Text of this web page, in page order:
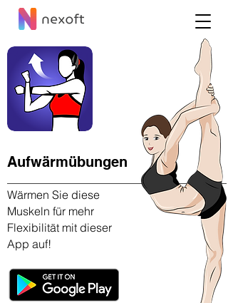
Wärmen Sie diese
Muskeln für mehr
Flexibilität mit dieser
App auf!
Aufwärmübungen